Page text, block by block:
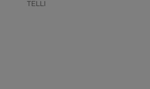
TELLI